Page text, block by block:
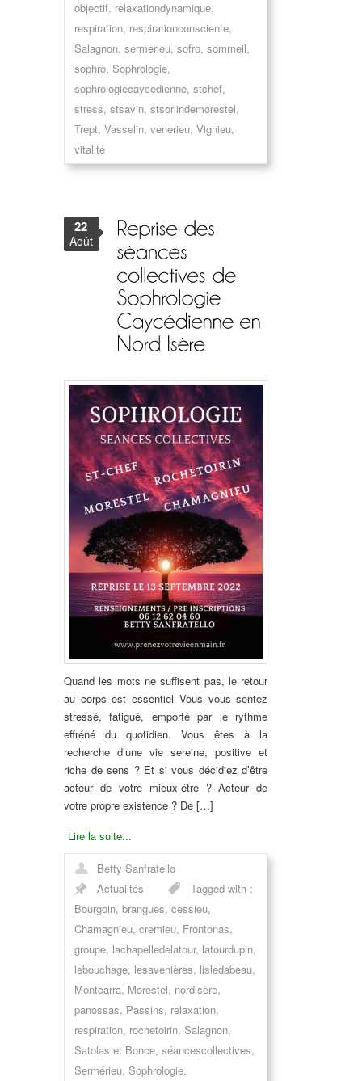
objectif, relaxationdynamique,
respiration, respirationconsciente,
Salagnon, sermerieu, sofro, sommeil,
sophro, Sophrologie,
sophrologiecaycedienne, stchef,
stress, stsavin, stsorlindemorestel,
Trept, Vasselin, venerieu, Vignieu,
vitalité
22
Août
Quand les mots ne suffisent pas, le retour
au corps est essentiel Vous vous sentez
stressé, fatigué, emporté par le rythme
effréné du quotidien. Vous êtes à la
recherche d’une vie sereine, positive et
riche de sens ? Et si vous décidiez d’être
acteur de votre mieux-être ? Acteur de
votre propre existence ? De […]
Lire la suite...
Betty Sanfratello
Actualités
Tagged with :
Bourgoin, brangues, cessieu,
Chamagnieu, cremieu, Frontonas,
groupe, lachapelledelatour, latourdupin,
lebouchage, lesavenières, lisledabeau,
Montcarra, Morestel, nordisère,
panossas, Passins, relaxation,
respiration, rochetoirin, Salagnon,
Satolas et Bonce, séancescollectives,
Sermérieu, Sophrologie,